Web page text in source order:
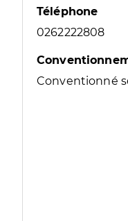
Téléphone
0262222808
Conventionné